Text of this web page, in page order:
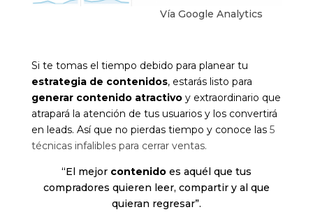
Vía Google Analytics
Si te tomas el tiempo debido para planear tu
estrategia de contenidos, estarás listo para
generar contenido atractivoy extraordinario que
atrapará la atención de tus usuarios y los convertirá
en leads. Así que no pierdas tiempo y conoce las 5
técnicas infalibles para cerrar ventas.
“El mejor contenidoes aquél que tus
compradores quieren leer, compartir y al que
quieran regresar”.